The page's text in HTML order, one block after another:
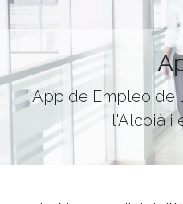
App de Empleo de
l'Alcoià i